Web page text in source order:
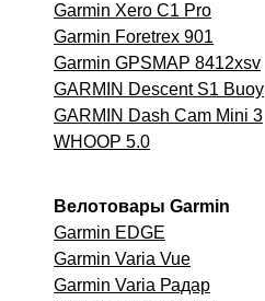
Garmin Xero C1 Pro
Garmin Foretrex 901
Garmin GPSMAP 8412xsv
GARMIN Descent S1 Buoy
GARMIN Dash Cam Mini 3
WHOOP 5.0
Велотовары Garmin
Garmin EDGE
Garmin Varia Vue
Garmin Varia Радар